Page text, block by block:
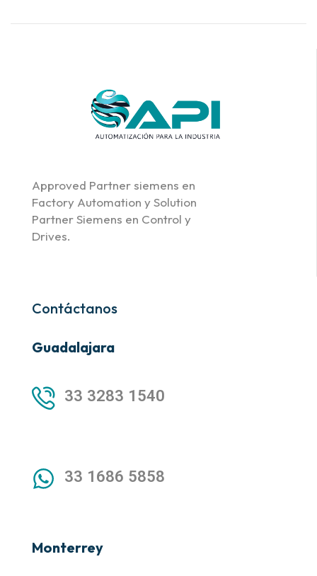
Approved Partner siemens en
Factory Automation y Solution
Partner Siemens en Control y
Drives.
Contáctanos
Guadalajara
33 3283 1540
33 1686 5858
Monterrey